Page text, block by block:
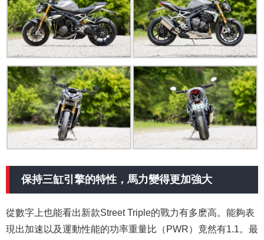
保持三缸引擎的特性，馬力變得更加強大
從數字上也能看出新款Street Triple的戰力有多麽高。能夠表
現出加速以及運動性能的功率重量比（PWR）竟然有1.1。最